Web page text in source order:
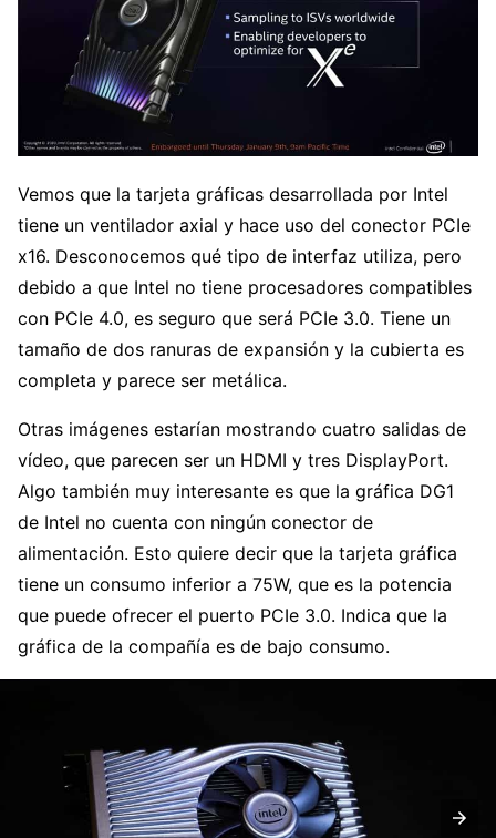
Vemos que la tarjeta gráficas desarrollada por Intel
tiene un ventilador axial y hace uso del conector PCIe
x16. Desconocemos qué tipo de interfaz utiliza, pero
debido a que Intel no tiene procesadores compatibles
con PCIe 4.0, es seguro que será PCIe 3.0. Tiene un
tamaño de dos ranuras de expansión y la cubierta es
completa y parece ser metálica.
Otras imágenes estarían mostrando cuatro salidas de
vídeo, que parecen ser un HDMI y tres DisplayPort.
Algo también muy interesante es que la gráfica DG1
de Intel no cuenta con ningún conector de
alimentación. Esto quiere decir que la tarjeta gráfica
tiene un consumo inferior a 75W, que es la potencia
que puede ofrecer el puerto PCIe 3.0. Indica que la
gráfica de la compañía es de bajo consumo.